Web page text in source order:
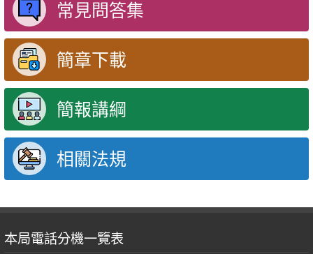
常見問答集
簡章下載
簡報講綱
相關法規
本局電話分機一覽表